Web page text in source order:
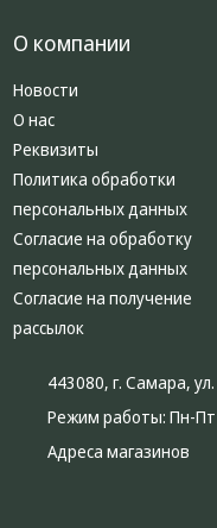
О компании
Новости
О нас
Реквизиты
Политика обработки
персональных данных
Согласие на обработку
персональных данных
Согласие на получение
рассылок
443080, г. Самара,
Режим работы: Пн-Пт
Адреса магазинов